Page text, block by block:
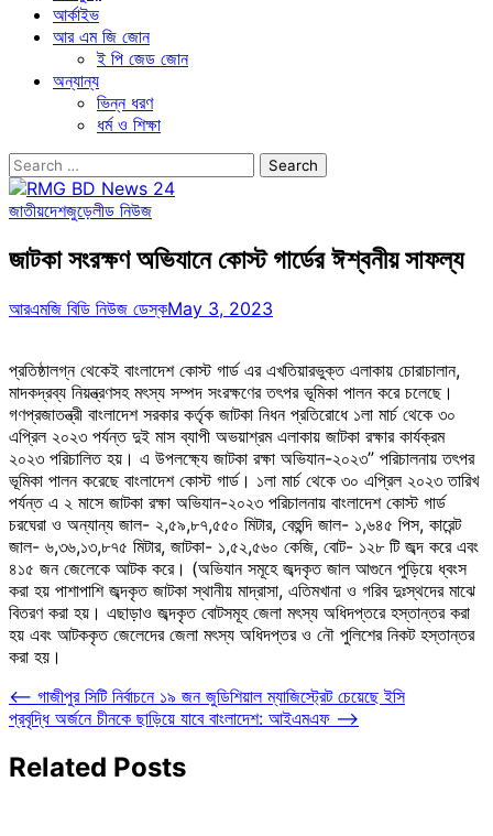
আর্কাইভ
আর এম জি জোন
ই পি জেড জোন
অন্যান্য
ভিন্ন ধরণ
ধর্ম ও শিক্ষা
Search
for:
জাতীয়দেশজুড়েলীড নিউজ
জাটকা সংরক্ষণ অভিযানে কোস্ট গার্ডের ঈশ্বনীয় সাফল্য
আরএমজি বিডি নিউজ ডেস্কMay 3, 2023
প্রতিষ্ঠালগ্ন থেকেই বাংলাদেশ কোস্ট গার্ড এর এখতিয়ারভুক্ত এলাকায় চোরাচালান,
মাদকদ্রব্য নিয়ন্ত্রণসহ মৎস্য সম্পদ সংরক্ষণের তৎপর ভূমিকা পালন করে চলেছে।
গণপ্রজাতন্ত্রী বাংলাদেশ সরকার কর্তৃক জাটকা নিধন প্রতিরোধে ১লা মার্চ থেকে ৩০
এপ্রিল ২০২৩ পর্যন্ত দুই মাস ব্যাপী অভয়াশ্রম এলাকায় জাটকা রক্ষার কার্যক্রম
২০২৩ পরিচালিত হয়। এ উপলক্ষ্যে জাটকা রক্ষা অভিযান-২০২৩” পরিচালনায় তৎপর
ভূমিকা পালন করেছে বাংলাদেশ কোস্ট গার্ড। ১লা মার্চ থেকে ৩০ এপ্রিল ২০২৩ তারিখ
পর্যন্ত এ ২ মাসে জাটকা রক্ষা অভিযান-২০২৩ পরিচালনায় বাংলাদেশ কোস্ট গার্ড
চরঘেরা ও অন্যান্য জাল- ২,৫৯,৮৭,৫৫০ মিটার, বেহুন্দি জাল- ১,৬৪৫ পিস, কারেন্ট
জাল- ৬,৩৬,১৩,৮৭৫ মিটার, জাটকা- ১,৫২,৫৬০ কেজি, বোট- ১২৮ টি জব্দ করে এবং
৪১৫ জন জেলেকে আটক করে। (অভিযান সমূহে জব্দকৃত জাল আগুনে পুড়িয়ে ধ্বংস
করা হয় পাশাপাশি জব্দকৃত জাটকা স্থানীয় মাদ্রাসা, এতিমখানা ও গরিব দুঃস্থদের মাঝে
বিতরণ করা হয়। এছাড়াও জব্দকৃত বোটসমূহ জেলা মৎস্য অধিদপ্তরে হস্তান্তর করা
হয় এবং আটককৃত জেলেদের জেলা মৎস্য অধিদপ্তর ও নৌ পুলিশের নিকট হস্তান্তর
করা হয়।
Post
navigation
⟵ গাজীপুর সিটি নির্বাচনে ১৯ জন জুডিশিয়াল ম্যাজিস্ট্রেট চেয়েছে ইসি
প্রবৃদ্ধি অর্জনে চীনকে ছাড়িয়ে যাবে বাংলাদেশ: আইএমএফ ⟶
Related Posts